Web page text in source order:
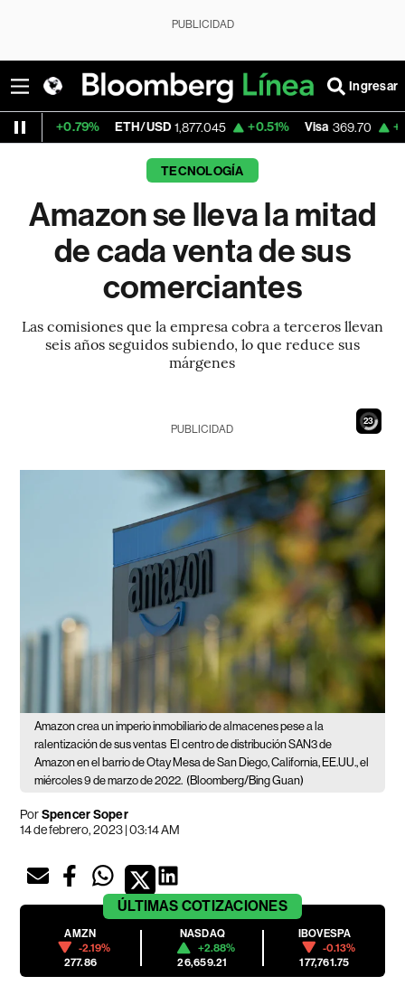
PUBLICIDAD
Ingresar
ETH/USD 1,877.045 +0.51% Visa 369.70 +1.10%
TECNOLOGÍA
Amazon se lleva la mitad
de cada venta de sus
comerciantes
Las comisiones que la empresa cobra a terceros llevan
seis años seguidos subiendo, lo que reduce sus
márgenes
21
PUBLICIDAD
Amazon crea un imperio inmobiliario de almacenes pese a la
ralentización de sus ventas El centro de distribución SAN3 de
Amazon en el barrio de Otay Mesa de San Diego, California, EE.UU., el
miércoles 9 de marzo de 2022. (Bloomberg/Bing Guan)
PorSpencer Soper
14 de febrero, 2023 | 03:14 AM
ÚLTIMAS COTIZACIONES
AMZN
-2.19%
277.86
NASDAQ
+2.88%
26,659.21
IBOVESPA
-0.13%
177,761.75